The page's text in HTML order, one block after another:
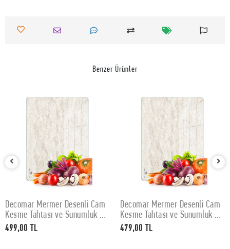
Benzer Ürünler
SEPETE EKLE
Decomar Mermer Desenli Cam
Kesme Tahtası ve Sunumluk 30
x 40 cm
499,00 TL
SEPETE EKLE
Decomar Mermer Desenli Cam
Kesme Tahtası ve Sunumluk 25
x 35 cm
479,00 TL